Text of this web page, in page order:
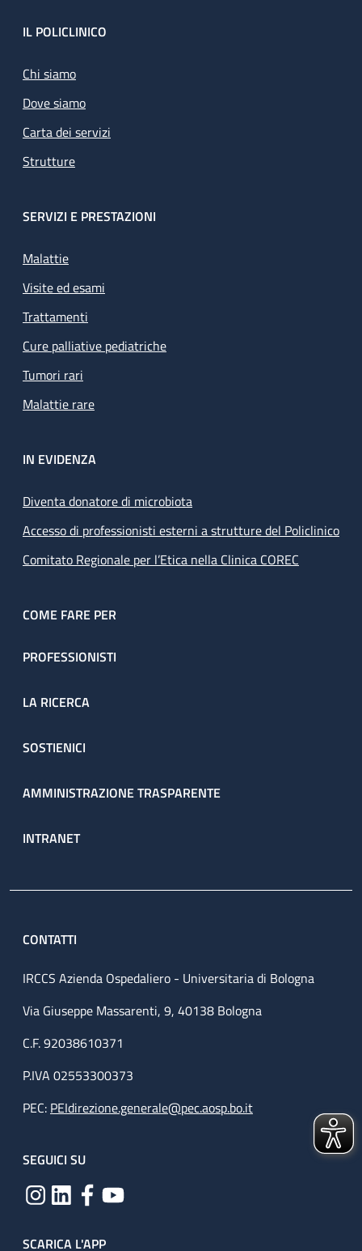
Footer
IL POLICLINICO
Chi siamo
Dove siamo
Carta dei servizi
Strutture
SERVIZI E PRESTAZIONI
Malattie
Visite ed esami
Trattamenti
Cure palliative pediatriche
Tumori rari
Malattie rare
IN EVIDENZA
Diventa donatore di microbiota
Accesso di professionisti esterni a strutture del Policlinico
Comitato Regionale per l’Etica nella Clinica COREC
COME FARE PER
PROFESSIONISTI
LA RICERCA
SOSTIENICI
AMMINISTRAZIONE TRASPARENTE
INTRANET
CONTATTI
IRCCS Azienda Ospedaliero - Universitaria di Bologna
Via Giuseppe Massarenti, 9, 40138 Bologna
C.F. 92038610371
P.IVA 02553300373
PEC: PEIdirezione.generale@pec.aosp.bo.it
SEGUICI SU
SCARICA L'APP